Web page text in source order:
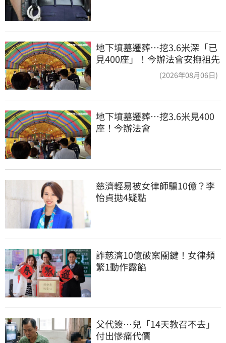
地下墳墓遷葬…挖3.6米深「已
見400座」！今辦法會安撫祖先
(2026年08月06日)
地下墳墓遷葬…挖3.6米見400
座！今辦法會
慈濟輕易被女律師騙10億？李
怡貞拋4疑點
詐慈濟10億破案關鍵！女律頻
繁1動作露餡
父代簽…兒「14天教召不去」
付出慘痛代價